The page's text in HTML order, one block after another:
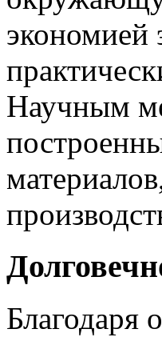
экономией
Научным
Благодаря